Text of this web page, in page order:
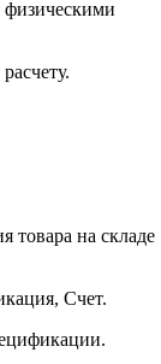
товара на складе
Счет.